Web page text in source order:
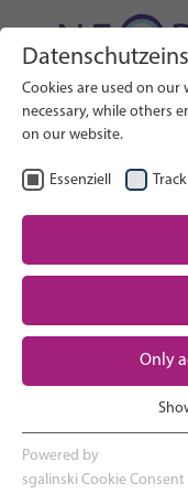
IT
Assistenza
Gravidanza e
Esperienza in
Ritorno a casa
Cerca nel
Cookies are used on our
necessary, while others
on our website.
Essenziell
Only
Essenzielle Cookies
Webseite benötigt.
Powered by
sgalinski Cookie Consent